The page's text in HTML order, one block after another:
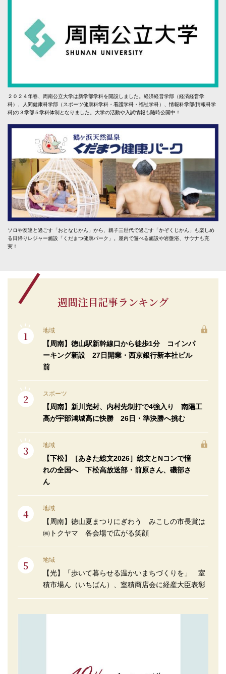
２０２４年春、周南公立大学は新学部学科を開設しました。経済経営学部（経済経営学
科）、人間健康科学部（スポーツ健康科学科・看護学科・福祉学科）、情報科学部(情報科学
科)の３学部５学科体制となりました。大学の活動や入試情報も随時公開中！
ソロや友達と過ごす「おとなじかん」から、親子三世代で過ごす「かぞくじかん」も楽しめ
る日帰りレジャー施設「くだまつ健康パーク」。屋内で遊べる施設や岩盤浴、サウナも充
実！
週間注目記事ランキング
地域
【周南】徳山駅新幹線口から徒歩1分 コインパ
ーキング新設 27日開業・西京銀行新本社ビル
前
スポーツ
【周南】新川完封、内村先制打で4強入り 南陽工
高が宇部鴻城高に快勝 26日・準決勝へ挑む
地域
【下松】［あきた総文2026］総文とNコンで憧
れの全国へ 下松高放送部・前原さん、磯部さ
ん
地域
【周南】徳山夏まつりにぎわう みこしの市長賞は
㈱トクヤマ 各会場で広がる笑顔
地域
【光】「歩いて暮らせる温かいまちづくりを」 室
積市場ん（いちばん）、室積商店会に経産大臣表彰